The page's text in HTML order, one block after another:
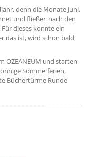
denn die Monate Juni,
und fließen nach den
Für dieses konnte ein
das ist, wird schon bald
OZEANEUM und starten
Sommerferien,
Büchertürme-Runde